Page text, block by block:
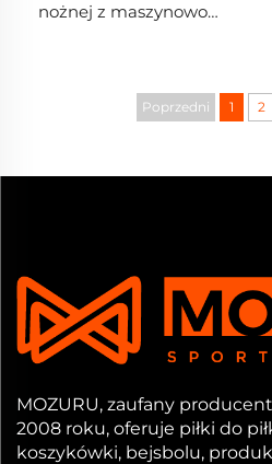
nożnej z maszynowo
Poprzedni 1 2
MOZURU, zaufany
2008 roku, oferuje piłki do
koszykówki, bejsbolu,